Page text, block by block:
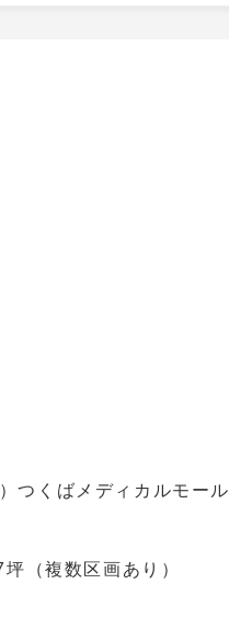
）つくばメディカルモール
（複数区画あり）